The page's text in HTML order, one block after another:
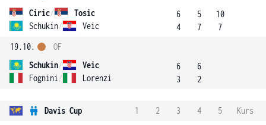
Ciric/
Tosic
Schukin/ Veic
6
4
5
7
10
7
19.10.
Schukin/
Veic
Fognini / Lorenzi
OF
6
3
6
2
Davis Cup 1 2 3 4 5
Kurs